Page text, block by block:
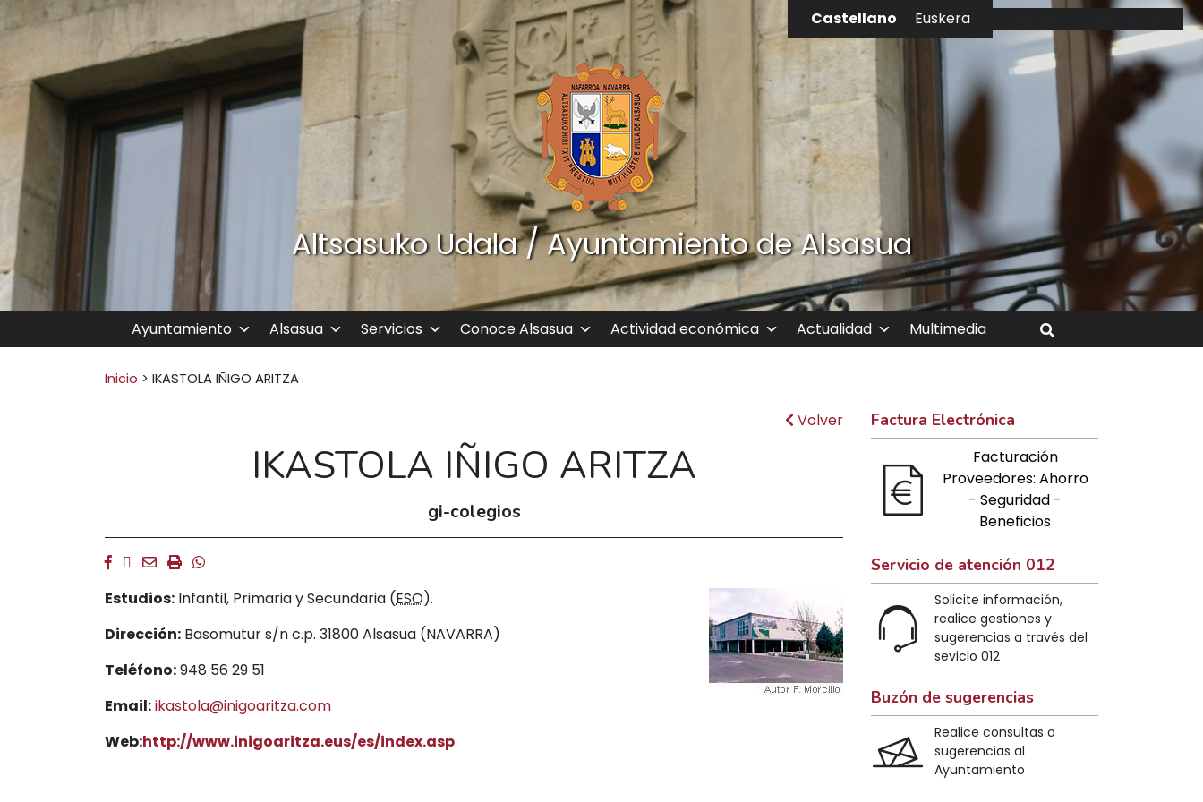
Ir al contenido Castellano Euskera
Altsasuko Udala / Ayuntamiento de Alsasua
Ayuntamiento Alsasua Servicios Conoce Alsasua Actividad económica Actualidad
Multimedia
Buscar
Buscar:
Inicio > IKASTOLA IÑIGO ARITZA
Volver
IKASTOLA IÑIGO ARITZA
gi-colegios
Facebook
Twitter
EmailImprimirWhatsapp
Estudios: Infantil, Primaria y Secundaria (ESO).
Dirección: Basomutur s/n c.p. 31800 Alsasua (NAVARRA)
Teléfono:948 56 29 51
Email:ikastola@inigoaritza.com
Web:http://www.inigoaritza.eus/es/index.asp
Factura Electrónica
Facturación
Proveedores: Ahorro
- Seguridad -
Beneficios
Servicio de atención 012
Solicite información,
realice gestiones y
sugerencias a través del
sevicio 012
Buzón de sugerencias
Realice consultas o
sugerencias al
Ayuntamiento